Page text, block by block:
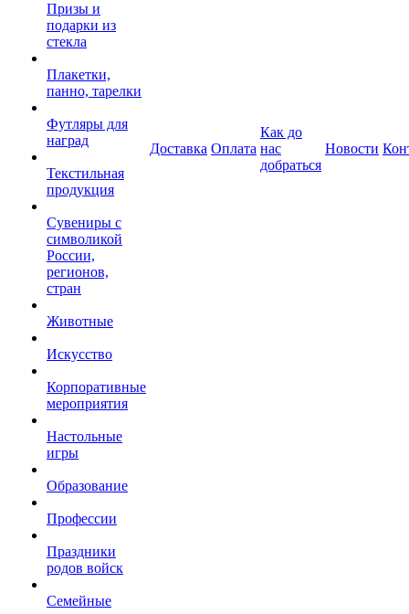
Призы и
подарки из
стекла
Плакетки,
панно, тарелки
Футляры для
наград
Текстильная
продукция
Сувениры с
символикой
России,
регионов,
стран
Животные
Искусство
Корпоративные
мероприятия
Настольные
игры
Образование
Профессии
Праздники
родов войск
Семейные
Доставка Оплата
Как до
нас
добраться
Новости